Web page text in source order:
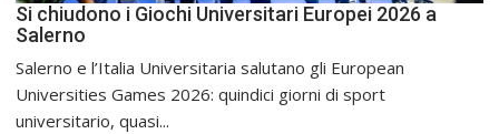
Si chiudono i Giochi Universitari Europei 2026 a
Salerno
Salerno e l’Italia Universitaria salutano gli European
Universities Games 2026: quindici giorni di sport
universitario, quasi...